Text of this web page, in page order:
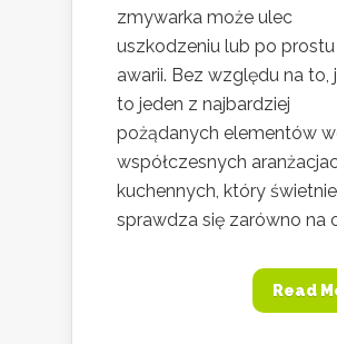
zmywarka może ulec
uszkodzeniu lub po prostu
awarii. Bez względu na to,
to jeden z najbardziej
pożądanych elementów
współczesnych
kuchennych, który świetnie
sprawdza się zarówno na
Read